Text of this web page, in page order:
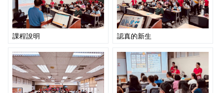
課程說明 認真的新生